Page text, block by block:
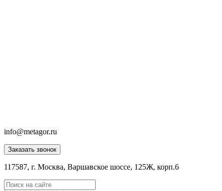
info@metagor.ru
Заказать звонок
117587, г. Москва, Варшавское шоссе, 125Ж, корп.6